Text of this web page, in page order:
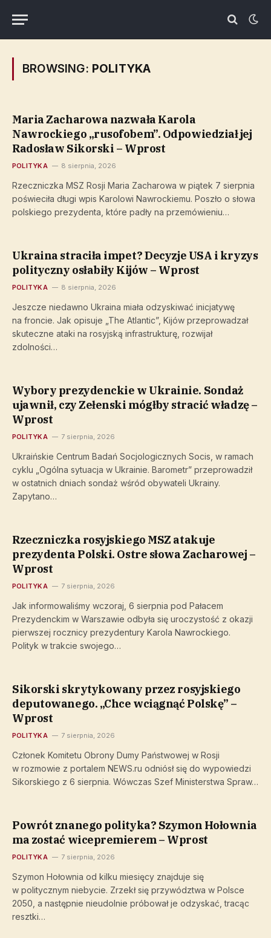
BROWSING: POLITYKA
Maria Zacharowa nazwała Karola
Nawrockiego „rusofobem”. Odpowiedział jej
Radosław Sikorski – Wprost
POLITYKA 8 sierpnia, 2026
Rzeczniczka MSZ Rosji Maria Zacharowa w piątek 7 sierpnia
poświeciła długi wpis Karolowi Nawrockiemu. Poszło o słowa
polskiego prezydenta, które padły na przemówieniu…
Ukraina straciła impet? Decyzje USA i kryzys
polityczny osłabiły Kijów – Wprost
POLITYKA 8 sierpnia, 2026
Jeszcze niedawno Ukraina miała odzyskiwać inicjatywę
na froncie. Jak opisuje „The Atlantic”, Kijów przeprowadzał
skuteczne ataki na rosyjską infrastrukturę, rozwijał
zdolności…
Wybory prezydenckie w Ukrainie. Sondaż
ujawnił, czy Zełenski mógłby stracić władzę –
Wprost
POLITYKA 7 sierpnia, 2026
Ukraińskie Centrum Badań Socjologicznych Socis, w ramach
cyklu „Ogólna sytuacja w Ukrainie. Barometr” przeprowadził
w ostatnich dniach sondaż wśród obywateli Ukrainy.
Zapytano…
Rzeczniczka rosyjskiego MSZ atakuje
prezydenta Polski. Ostre słowa Zacharowej –
Wprost
POLITYKA 7 sierpnia, 2026
Jak informowaliśmy wczoraj, 6 sierpnia pod Pałacem
Prezydenckim w Warszawie odbyła się uroczystość z okazji
pierwszej rocznicy prezydentury Karola Nawrockiego.
Polityk w trakcie swojego…
Sikorski skrytykowany przez rosyjskiego
deputowanego. „Chce wciągnąć Polskę” –
Wprost
POLITYKA 7 sierpnia, 2026
Członek Komitetu Obrony Dumy Państwowej w Rosji
w rozmowie z portalem NEWS.ru odniósł się do wypowiedzi
Sikorskiego z 6 sierpnia. Wówczas Szef Ministerstwa Spraw…
Powrót znanego polityka? Szymon Hołownia
ma zostać wicepremierem – Wprost
POLITYKA 7 sierpnia, 2026
Szymon Hołownia od kilku miesięcy znajduje się
w politycznym niebycie. Zrzekł się przywództwa w Polsce
2050, a następnie nieudolnie próbował je odzyskać, tracąc
resztki…